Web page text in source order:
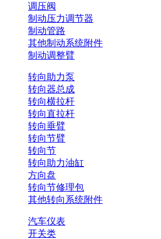
调压阀
制动压力调节器
制动管路
其他制动系统附件
制动调整臂
转向助力泵
转向器总成
转向横拉杆
转向直拉杆
转向垂臂
转向节臂
转向节
转向助力油缸
方向盘
转向节修理包
其他转向系统附件
汽车仪表
开关类